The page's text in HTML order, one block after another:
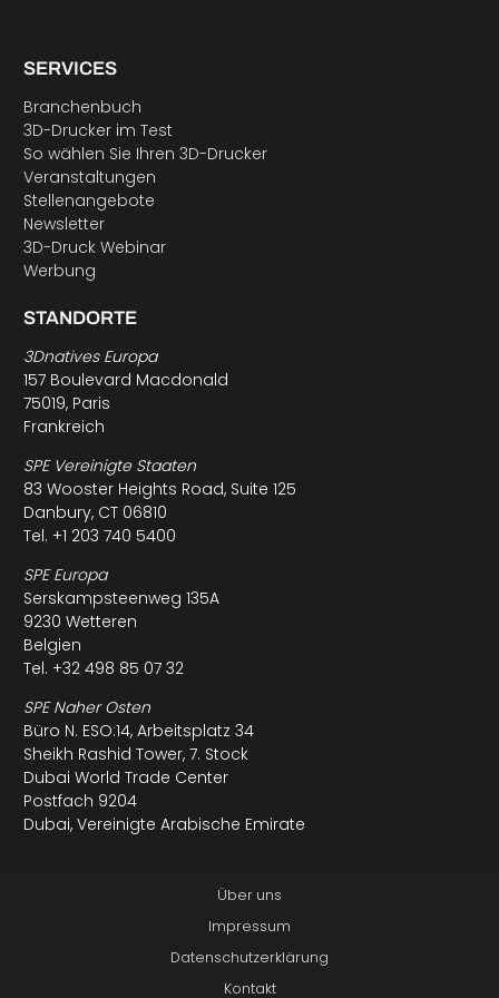
SERVICES
Branchenbuch
3D-Drucker im Test
So wählen Sie Ihren 3D-Drucker
Veranstaltungen
Stellenangebote
Newsletter
3D-Druck Webinar
Werbung
STANDORTE
3Dnatives Europa
157 Boulevard Macdonald
75019, Paris
Frankreich
SPE Vereinigte Staaten
83 Wooster Heights Road, Suite 125
Danbury, CT 06810
Tel. +1 203 740 5400
SPE Europa
Serskampsteenweg 135A
9230 Wetteren
Belgien
Tel. +32 498 85 07 32
SPE Naher Osten
Büro N. ESO:14, Arbeitsplatz 34
Sheikh Rashid Tower, 7. Stock
Dubai World Trade Center
Postfach 9204
Dubai, Vereinigte Arabische Emirate
Über uns
Impressum
Datenschutzerklärung
Kontakt